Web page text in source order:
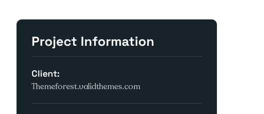
Project Information
Client:
Themeforest.validthemes.com